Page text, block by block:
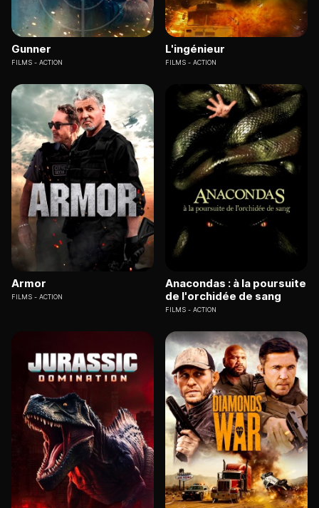
Gunner
FILMS ACTION
L'ingénieur
FILMS ACTION
Armor
FILMS ACTION
Anacondas : à la poursuite
de l'orchidée de sang
FILMS ACTION